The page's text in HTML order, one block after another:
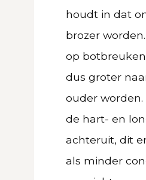
houdt in dat
brozer
op
dus groter
ouder worden.
de hart- en
achteruit, dit
als minder